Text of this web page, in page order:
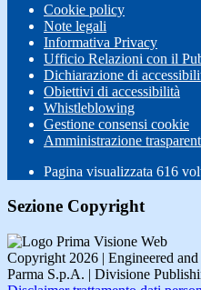
Cookie policy
Note legali
Informativa Privacy
Ufficio Relazioni con il
Dichiarazione di
Obiettivi di accessibilità
Whistleblowing
Gestione consensi cookie
Amministrazione
Pagina visualizzata 616
Sezione Copyright
Copyright 2026 | Engineered
Parma S.p.A. | Divisione